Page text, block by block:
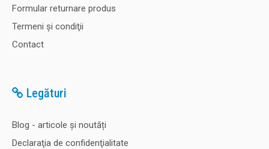
Formular returnare produs
Termeni şi condiţii
Contact
Legături
Blog - articole și noutăți
Declaraţia de confidenţialitate